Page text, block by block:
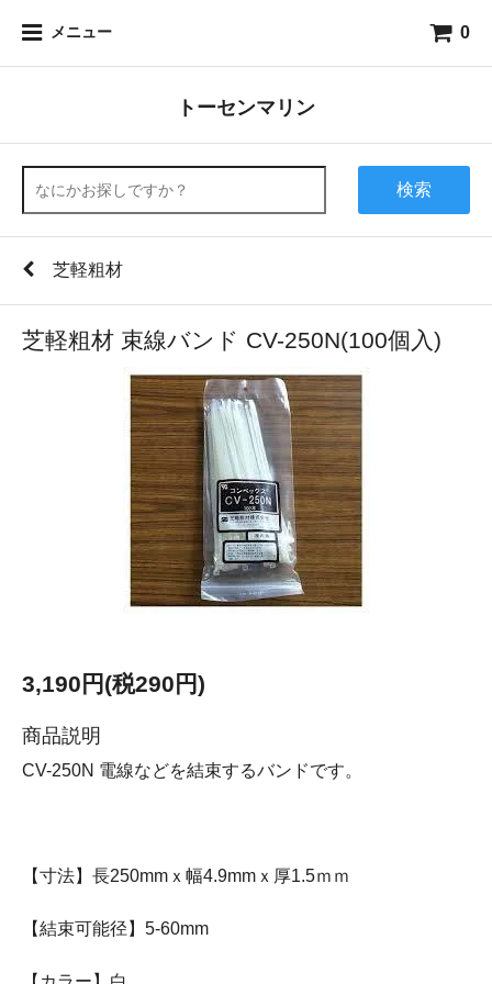
メニュー 0
トーセンマリン
検索
芝軽粗材
芝軽粗材 束線バンド CV-250N(100個入)
3,190円(税290円)
商品説明
CV-250N 電線などを結束するバンドです。
【寸法】長250mmｘ幅4.9mmｘ厚1.5ｍｍ
【結束可能径】5-60mm